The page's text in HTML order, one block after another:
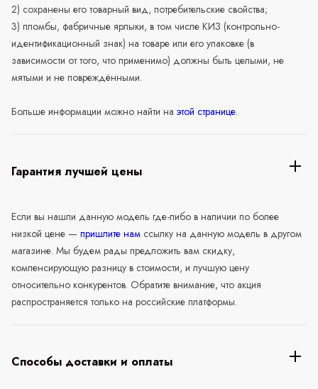
2) сохранены его товарный вид, потребительские свойства;
3) пломбы, фабричные ярлыки, в том числе КИЗ (контрольно-
идентификационный знак) на товаре или его упаковке (в
зависимости от того, что применимо) должны быть целыми, не
мятыми и не повреждёнными.
Больше информации можно найти на этой странице.
Гарантия лучшей цены
Если вы нашли данную модель где-либо в наличии по более
низкой цене — пришлите нам ссылку на данную модель в другом
магазине. Мы будем рады предложить вам скидку,
компенсирующую разницу в стоимости, и лучшую цену
относительно конкурентов. Обратите внимание, что акция
распространяется только на российские платформы.
Способы доставки и оплаты